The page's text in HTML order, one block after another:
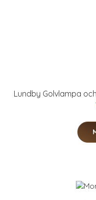
Lundby Golvlampa